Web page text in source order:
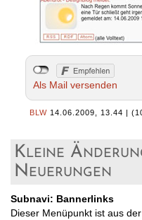
Als Mail versenden
BLW 14.06.2009, 13.44 |
Kleine
Neuerungen
Subnavi: Bannerlinks
Dieser Menüpunkt ist aus